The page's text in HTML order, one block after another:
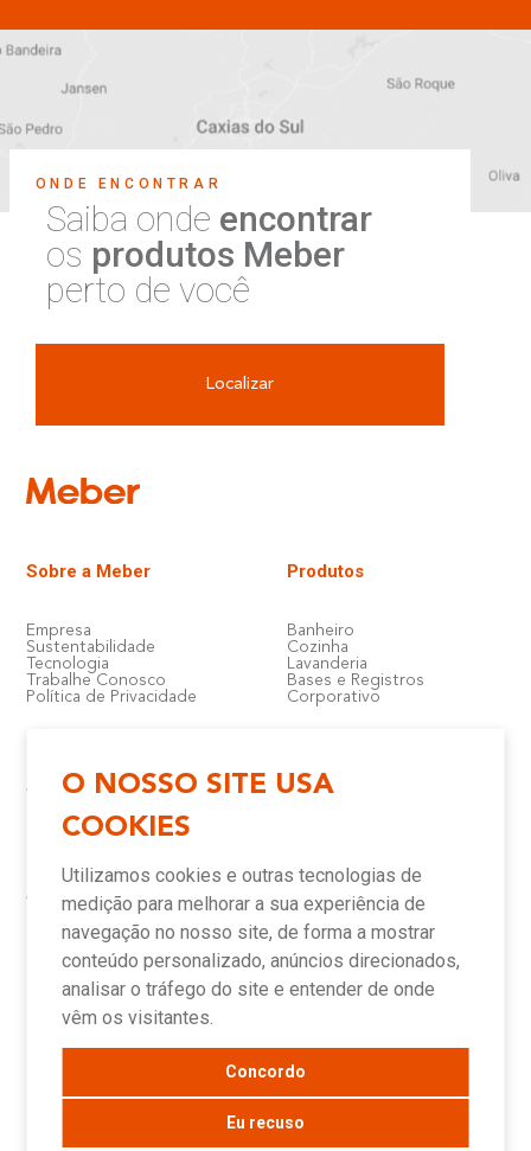
O NOSSO SITE USA
COOKIES
Utilizamos cookies e outras tecnologias de
medição para melhorar a sua experiência de
navegação no nosso site, de forma a mostrar
conteúdo personalizado, anúncios direcionados,
analisar o tráfego do site e entender de onde
vêm os visitantes.
Concordo
Eu recuso
ONDE ENCONTRAR
Saiba onde encontrar
os produtos Meber
perto de você
Localizar
Sobre a Meber
Empresa
Sustentabilidade
Tecnologia
Trabalhe Conosco
Política de Privacidade
Produtos
Banheiro
Cozinha
Lavanderia
Bases e Registros
Corporativo
Atendimento e Suporte
Downloads
Assistência Técnica Meber
Canais de Atendimento
Onde Encontrar
Televendas
Representantes
Assistências Técnicas e
Autorizadas
Novidades